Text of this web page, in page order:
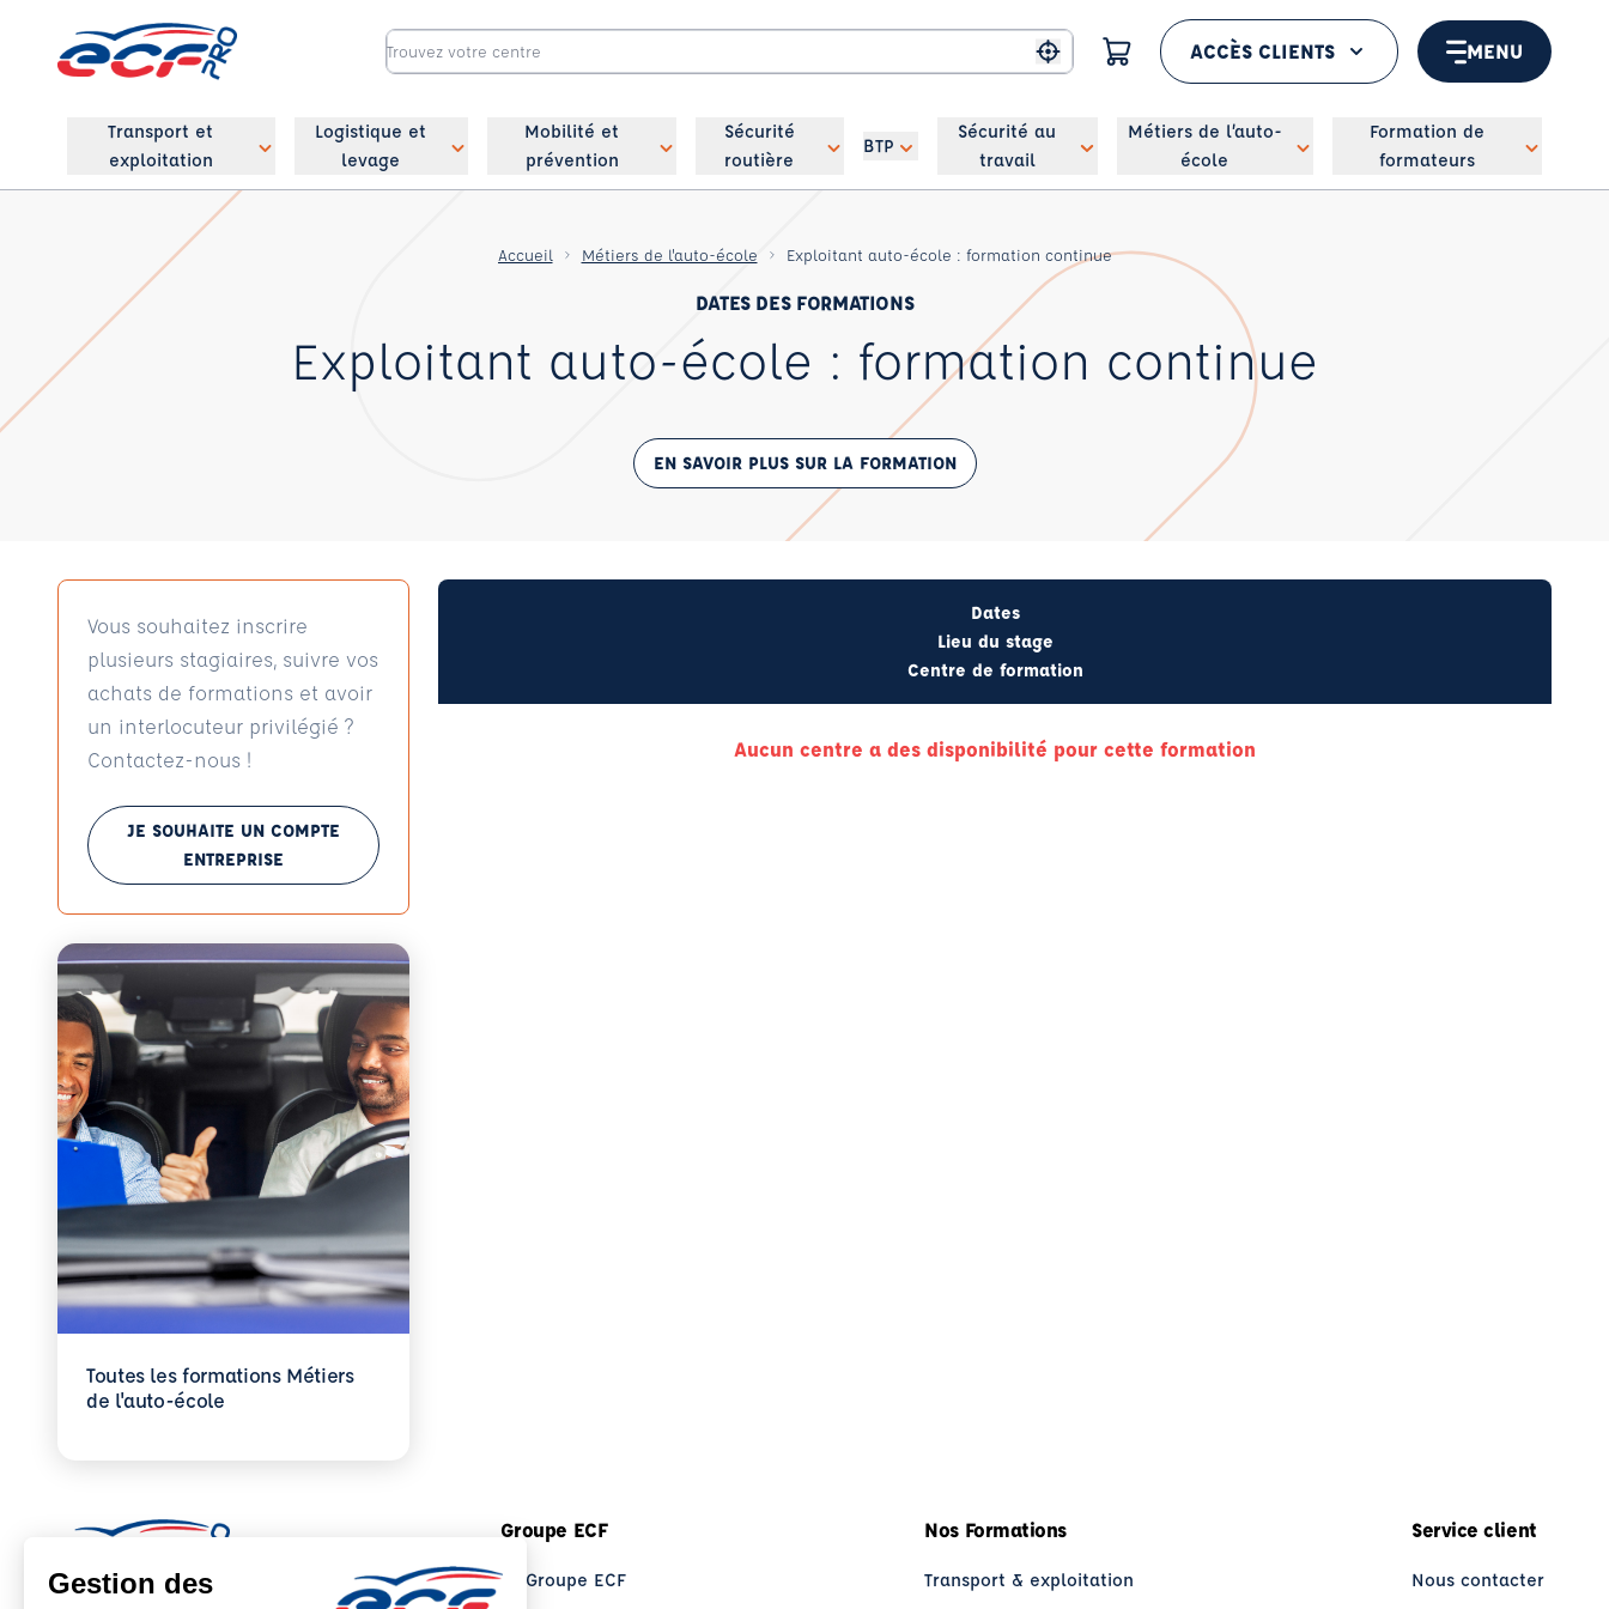
Me géolocaliser
ACCÈS CLIENTS MENU
Transport et
exploitation
Logistique et
levage
Mobilité et
prévention
Sécurité
routière
BTP
Sécurité au
travail
Métiers de l’auto-
école
Formation de
formateurs
Accueil Métiers de l'auto-école Exploitant auto-école : formation continue
DATES DES FORMATIONS
Exploitant auto-école : formation continue
EN SAVOIR PLUS SUR LA FORMATION
Vous souhaitez inscrire
plusieurs stagiaires, suivre vos
achats de formations et avoir
un interlocuteur privilégié ?
Contactez-nous !
JE SOUHAITE UN COMPTE
ENTREPRISE
Toutes les formations Métiers
de l'auto-école
Dates
Lieu du stage
Centre de formation
Aucun centre a des disponibilité pour cette formation
Groupe ECF
Le Groupe ECF
Nos Formations
Transport & exploitation
Service client
Nous contacter